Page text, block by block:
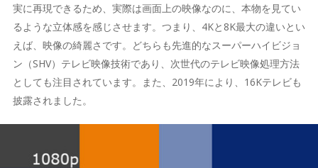
実に再現できるため、実際は画面上の映像なのに、本物を見てい
るような立体感を感じさせます。つまり、4Kと8K最大の違いとい
えば、映像の綺麗さです。どちらも先進的なスーパーハイビジョ
ン（SHV）テレビ映像技術であり、次世代のテレビ映像処理方法
としても注目されています。また、2019年により、16Kテレビも
披露されました。